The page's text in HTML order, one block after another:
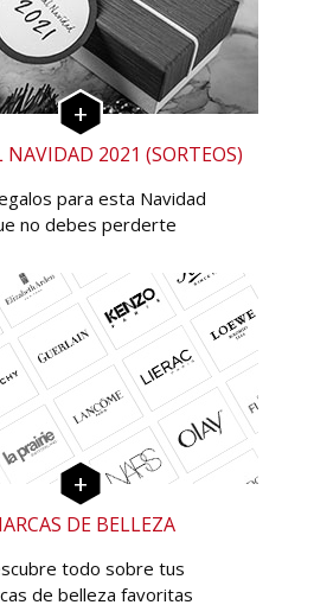
NAVIDAD 2021 (SORTEOS)
para esta Navidad
no debes perderte
DE BELLEZA
todo sobre tus
de belleza favoritas